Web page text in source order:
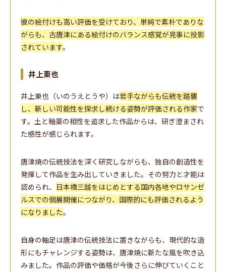
彼の絵付けも高い評価を受けており、単純で素朴でありな
がらも、古唐津にある絵付けのバランス感覚が見事に投影
されています。
井上東也
井上東也（いのうえとうや）は若手ながらも伝統を踏襲
し、新しい可能性を探求し続ける姿勢が評価される作家で
す。土と釉薬の相性を追求した作品からは、研ぎ澄まされ
た感性が感じられます。
唐津焼の伝統技法を深く研究しながらも、独自の創造性を
発揮して作品を生み出していきました。その努力と才能は
認められ、 日本橋三越をはじめとする国内各地やロサンゼ
ルスでの個展開催につながり、国際的にも評価されるよう
になりました。
自身の軸足は唐津の伝統技法に置きながらも、現代的な造
形にもチャレンジする姿勢は、唐津焼に新たな風を吹き込
みました。作品の評価や価格が今後さらに伸びていくこと